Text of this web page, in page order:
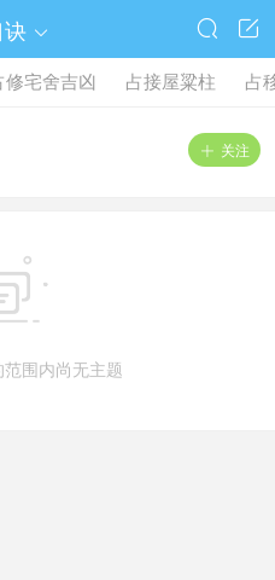
 

修宅舍吉凶 占接屋粱柱 占
 关注
围内尚无主题